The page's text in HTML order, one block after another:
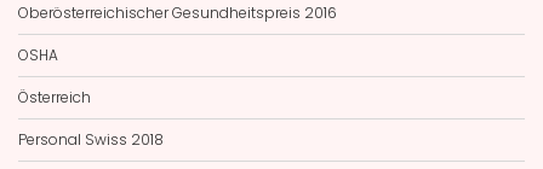
Oberösterreichischer Gesundheitspreis 2016
OSHA
Österreich
Personal Swiss 2018